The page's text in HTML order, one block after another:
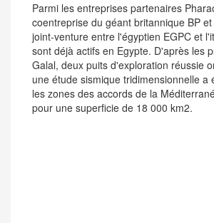
Parmi les entreprises partenaires
coentreprise du géant britannique BP
joint-venture entre l'égyptien EGPC et
sont déjà actifs en Egypte. D'après les
Galal, deux puits d'exploration réussie
une étude sismique tridimensionnelle a
les zones des accords de la
pour une superficie de 18 000 km2.